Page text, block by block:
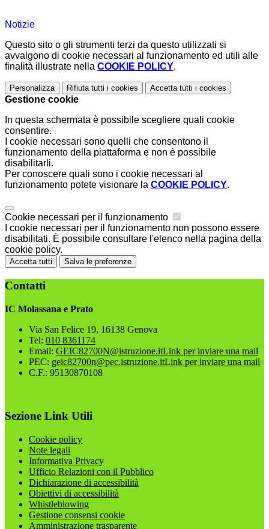
Notizie
Questo sito o gli strumenti terzi da questo utilizzati si
avvalgono di cookie necessari al funzionamento ed utili alle
finalità illustrate nella COOKIE POLICY.
Personalizza Rifiuta tutti i cookies Accetta tutti i cookies
Gestione cookie
In questa schermata è possibile scegliere quali cookie
consentire.
I cookie necessari sono quelli che consentono il
funzionamento della piattaforma e non è possibile
disabilitarli.
Per conoscere quali sono i cookie necessari al
funzionamento potete visionare la COOKIE POLICY.
Cookie necessari per il funzionamento
I cookie necessari per il funzionamento non possono essere
disabilitati. È possibile consultare l'elenco nella pagina della
cookie policy.
Accetta tutti Salva le preferenze
Contatti
IC Molassana e Prato
Via San Felice 19, 16138 Genova
Tel: 010 8361174
Email: GEIC82700N@istruzione.itLink per inviare una mail
PEC: geic82700n@pec.istruzione.itLink per inviare una mail
C.F.: 95130870108
Sezione Link Utili
Cookie policy
Note legali
Informativa Privacy
Ufficio Relazioni con il Pubblico
Dichiarazione di accessibilità
Obiettivi di accessibilità
Whistleblowing
Gestione consensi cookie
Amministrazione trasparente